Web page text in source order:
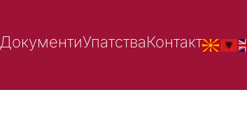
ДокументиУпатстваКонтакт